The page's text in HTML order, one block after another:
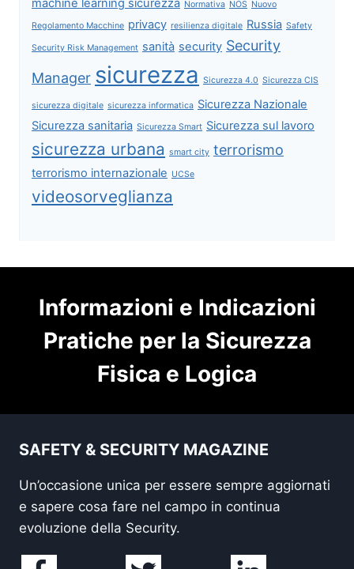
machine learning sicurezza Normativa NOS Nuovo
Regolamento Macchine privacy resilienza digitale Russia Safety
Security Risk Management sanità security Security
Manager sicurezza Sicurezza 4.0 Sicurezza CIS
sicurezza digitale sicurezza informatica Sicurezza Nazionale
Sicurezza sanitaria Sicurezza Smart Sicurezza sul lavoro
sicurezza urbana smart city terrorismo
terrorismo internazionale UCSe
videosorveglianza
Informazioni e Indicazioni
Pratiche per la Sicurezza
Fisica e Logica
SAFETY & SECURITY MAGAZINE
Un’occasione unica per essere sempre aggiornati
e sapere cosa fare nel campo in continua
evoluzione della Security.